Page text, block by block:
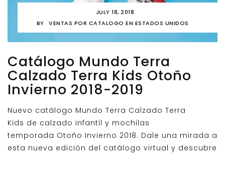
JULY 18, 2018
BY
VENTAS POR CATALOGO EN ESTADOS UNIDOS
Catálogo Mundo Terra
Calzado Terra Kids Otoño
Invierno 2018-2019
Nuevo catálogo Mundo Terra Calzado Terra
Kids de calzado infantil y mochilas
temporada Otoño Invierno 2018. Dale una mirada a
esta nueva edición del catálogo virtual y descubre